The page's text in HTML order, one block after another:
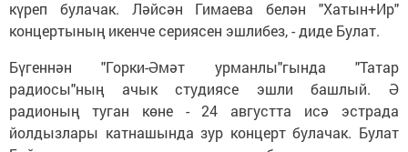
күреп булачак. Ләйсән Гимаева белән "Хатын+Ир"
концертының икенче сериясен эшлибез, - диде Булат.
Бүгеннән "Горки-Әмәт урманлы"гында "Татар
радиосы"ның ачык студиясе эшли башлый. Ә
радионың туган көне - 24 августта исә эстрада
йолдызлары катнашында зур концерт булачак. Булат